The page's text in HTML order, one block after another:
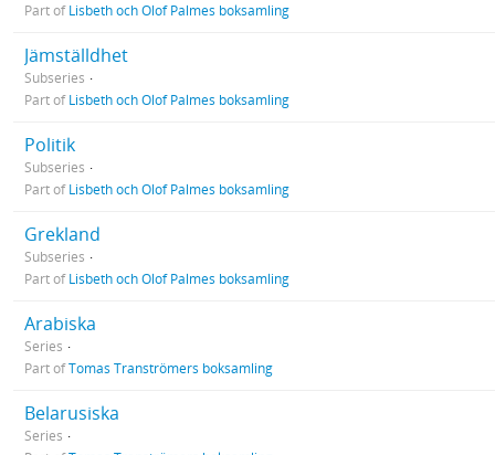
Part ofLisbeth och Olof Palmes boksamling
Jämställdhet
Subseries
Part ofLisbeth och Olof Palmes boksamling
Politik
Subseries
Part ofLisbeth och Olof Palmes boksamling
Grekland
Subseries
Part ofLisbeth och Olof Palmes boksamling
Arabiska
Series
Part ofTomas Tranströmers boksamling
Belarusiska
Series